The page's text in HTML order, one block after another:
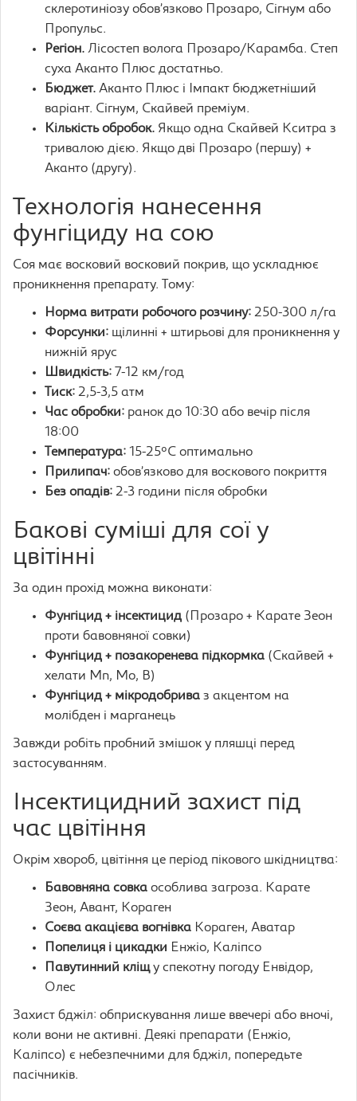
склеротиніозу обов’язково Прозаро, Сігнум або
Пропульс.
Регіон. Лісостеп волога Прозаро/Карамба. Степ
суха Аканто Плюс достатньо.
Бюджет. Аканто Плюс і Імпакт бюджетніший
варіант. Сігнум, Скайвей преміум.
Кількість обробок. Якщо одна Скайвей Кситра з
тривалою дією. Якщо дві Прозаро (першу) +
Аканто (другу).
Технологія нанесення
фунгіциду на сою
Соя має восковий восковий покрив, що ускладнює
проникнення препарату. Тому:
Норма витрати робочого розчину: 250-300 л/га
Форсунки: щілинні + штирьові для проникнення у
нижній ярус
Швидкість: 7-12 км/год
Тиск: 2,5-3,5 атм
Час обробки: ранок до 10:30 або вечір після
18:00
Температура: 15-25°C оптимально
Прилипач: обов’язково для воскового покриття
Без опадів: 2-3 години після обробки
Бакові суміші для сої у
цвітінні
За один прохід можна виконати:
Фунгіцид + інсектицид (Прозаро + Карате Зеон
проти бавовняної совки)
Фунгіцид + позакоренева підкормка (Скайвей +
хелати Mn, Mo, B)
Фунгіцид + мікродобрива з акцентом на
молібден і марганець
Завжди робіть пробний змішок у пляшці перед
застосуванням.
Інсектицидний захист під
час цвітіння
Окрім хвороб, цвітіння це період пікового шкідництва:
Бавовняна совка особлива загроза. Карате
Зеон, Авант, Кораген
Соєва акацієва вогнівка Кораген, Аватар
Попелиця і цикадки Енжіо, Каліпсо
Павутинний кліщу спекотну погоду Енвідор,
Олес
Захист бджіл: обприскування лише ввечері або вночі,
коли вони не активні. Деякі препарати (Енжіо,
Каліпсо) є небезпечними для бджіл, попередьте
пасічників.